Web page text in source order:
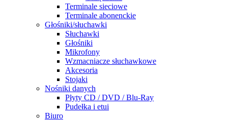
Terminale sieciowe
Terminale abonenckie
Głośniki/słuchawki
Słuchawki
Głośniki
Mikrofony
Wzmacniacze słuchawkowe
Akcesoria
Stojaki
Nośniki danych
Płyty CD / DVD / Blu-Ray
Pudełka i etui
Biuro